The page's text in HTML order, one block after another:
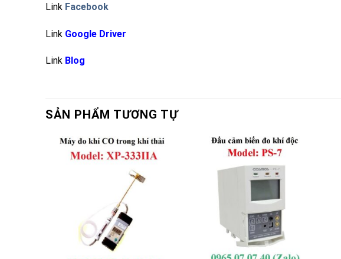
Link Facebook
Link Google Driver
Link Blog
SẢN PHẨM TƯƠNG TỰ